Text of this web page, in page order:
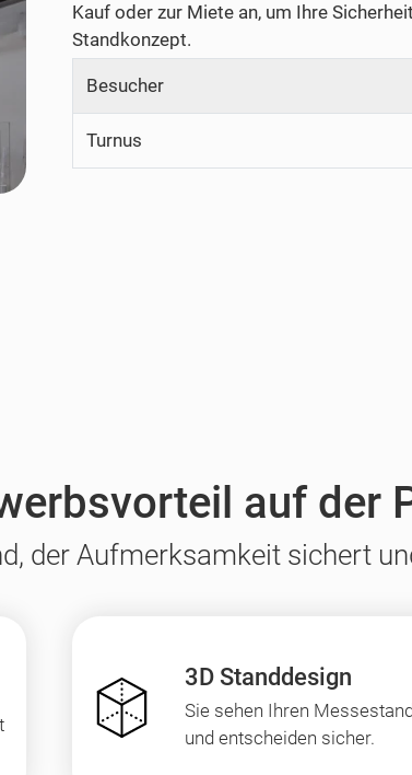
Kauf oder zur Miete an, um Ihre
Standkonzept.
Besucher
Turnus
auf der
der Aufmerksamkeit sichert
3D Standdesign
Sie sehen Ihren
und entscheiden sicher.